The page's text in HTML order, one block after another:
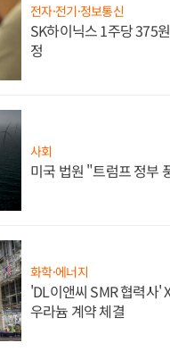
전자·전기·정보통신
SK하이닉스 1주당 375
정
사회
미국 법원 "트럼프 정부
화학·에너지
'DL이앤씨 SMR 협력사'
우라늄 계약 체결